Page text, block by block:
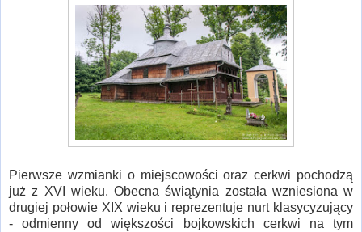
Pierwsze wzmianki o miejscowości oraz cerkwi pochodzą
już z XVI wieku. Obecna świątynia została wzniesiona w
drugiej połowie XIX wieku i reprezentuje nurt klasycyzujący
- odmienny od większości bojkowskich cerkwi na tym